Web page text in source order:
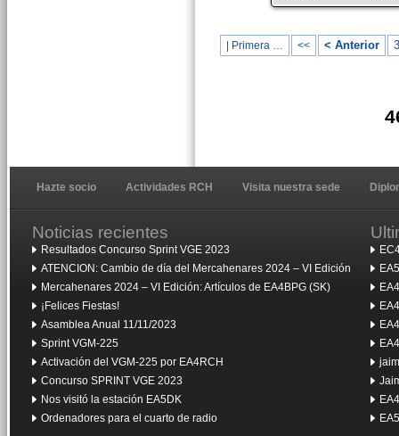
| Primera … << < Anterior
Hazte socio Actividades RCH Visita nuestra sede
Noticias recientes
Resultados Concurso Sprint VGE 2023
ATENCION: Cambio de día del Mercahenares 2024 – VI Edición
Mercahenares 2024 – VI Edición: Artículos de EA4BPG (SK)
¡Felices Fiestas!
Asamblea Anual 11/11/2023
Sprint VGM-225
Activación del VGM-225 por EA4RCH
Concurso SPRINT VGE 2023
Nos visitó la estación EA5DK
Ordenadores para el cuarto de radio